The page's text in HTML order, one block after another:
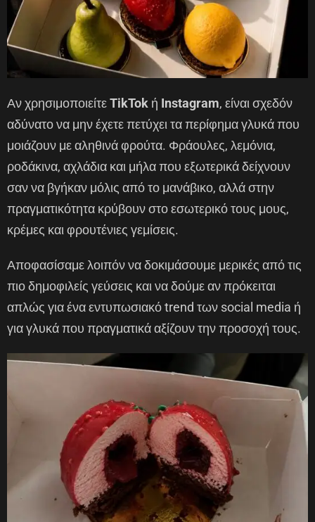
Αν χρησιμοποιείτεTikTok ή Instagram, είναι σχεδόν
αδύνατο να μην έχετε πετύχει τα περίφημα γλυκά που
μοιάζουν με αληθινά φρούτα. Φράουλες, λεμόνια,
ροδάκινα, αχλάδια και μήλα που εξωτερικά δείχνουν
σαν να βγήκαν μόλις από το μανάβικο, αλλά στην
πραγματικότητα κρύβουν στο εσωτερικό τους μους,
κρέμες και φρουτένιες γεμίσεις.
Αποφασίσαμε λοιπόν να δοκιμάσουμε μερικές από τις
πιο δημοφιλείς γεύσεις και να δούμε αν πρόκειται
απλώς για ένα εντυπωσιακό trend των social media ή
για γλυκά που πραγματικά αξίζουν την προσοχή τους.